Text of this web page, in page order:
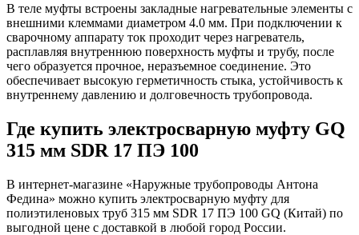
В теле муфты встроены закладные нагревательные элементы с
внешними клеммами диаметром 4.0 мм. При подключении к
сварочному аппарату ток проходит через нагреватель,
расплавляя внутреннюю поверхность муфты и трубу, после
чего образуется прочное, неразъемное соединение. Это
обеспечивает высокую герметичность стыка, устойчивость к
внутреннему давлению и долговечность трубопровода.
Где купить электросварную муфту GQ
315 мм SDR 17 ПЭ 100
В интернет-магазине «Наружные трубопроводы Антона
Федина» можно купить электросварную муфту для
полиэтиленовых труб 315 мм SDR 17 ПЭ 100 GQ (Китай) по
выгодной цене с доставкой в любой город России.